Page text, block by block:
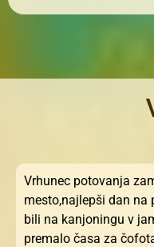
Vrhunec potovanja
mesto,najlepši dan na
bili na kanjoningu v
premalo časa za